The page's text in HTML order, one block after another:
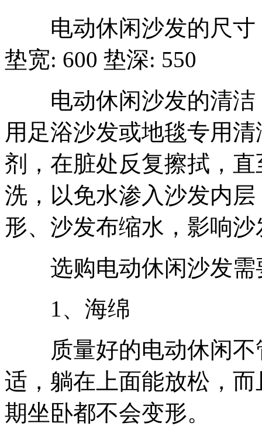
电动休闲沙发的尺寸
垫宽: 600 垫深: 550
电动休闲沙发的清洁
用足浴沙发或地毯专用
剂，在脏处反复擦拭，
洗，以免水渗入沙发内
形、沙发布缩水，影响
选购电动休闲沙发需
1、海绵
质量好的电动休闲不
适，躺在上面能放松，
期坐卧都不会变形。